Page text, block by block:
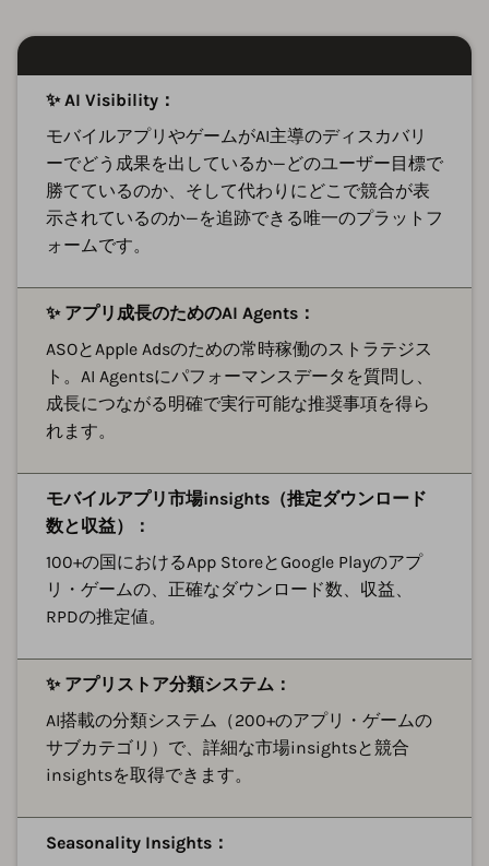
✨ AI Visibility：
モバイルアプリやゲームがAI主導のディスカバリ
ーでどう成果を出しているか—どのユーザー目標で
勝てているのか、そして代わりにどこで競合が表
示されているのか—を追跡できる唯一のプラットフ
ォームです。
✨ アプリ成長のためのAI Agents：
ASOとApple Adsのための常時稼働のストラテジス
ト。AI Agentsにパフォーマンスデータを質問し、
成長につながる明確で実行可能な推奨事項を得ら
れます。
モバイルアプリ市場insights（推定ダウンロード
数と収益）：
100+の国におけるApp StoreとGoogle Playのアプ
リ・ゲームの、正確なダウンロード数、収益、
RPDの推定値。
✨ アプリストア分類システム：
AI搭載の分類システム（200+のアプリ・ゲームの
サブカテゴリ）で、詳細な市場insightsと競合
insightsを取得できます。
Seasonality Insights：